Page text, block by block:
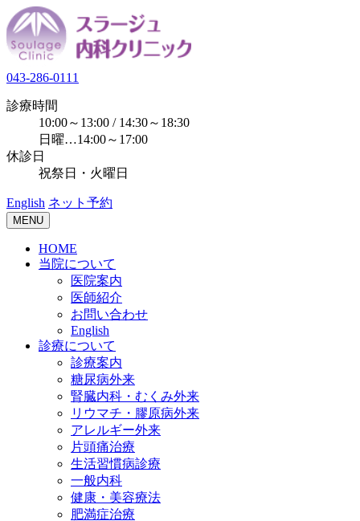
043-286-0111
診療時間
10:00～13:00 / 14:30～18:30
日曜…14:00～17:00
休診日
祝祭日・火曜日
English ネット予約
MENU
HOME
当院について
医院案内
医師紹介
お問い合わせ
English
診療について
診療案内
糖尿病外来
腎臓内科・むくみ外来
リウマチ・膠原病外来
アレルギー外来
片頭痛治療
生活習慣病診療
一般内科
健康・美容療法
肥満症治療